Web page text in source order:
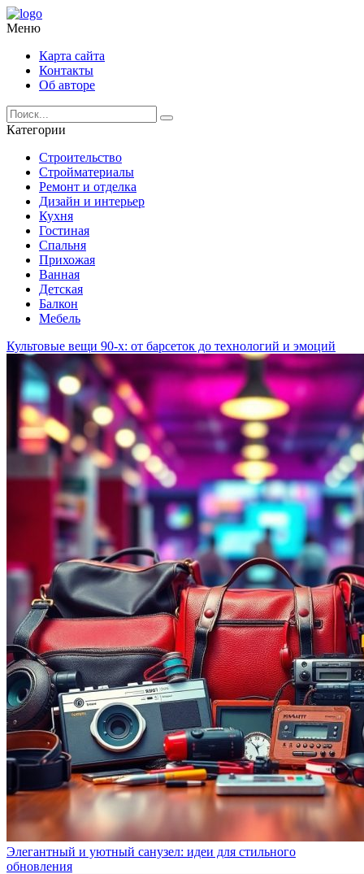
Меню
Карта сайта
Контакты
Об авторе
Категории
Строительство
Стройматериалы
Ремонт и отделка
Дизайн и интерьер
Кухня
Гостиная
Спальня
Прихожая
Ванная
Детская
Балкон
Мебель
Культовые вещи 90-х: от барсеток до технологий и эмоций
Элегантный и уютный санузел: идеи для стильного
обновления